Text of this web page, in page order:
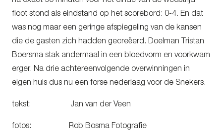
floot stond als eindstand op het scorebord: 0-4. En dat
was nog maar een geringe afspiegeling van de kansen
die de gasten zich hadden gecreëerd. Doelman Tristan
Boersma stak andermaal in een bloedvorm en voorkwam
erger. Na drie achtereenvolgende overwinningen in
eigen huis dus nu een forse nederlaag voor de Snekers.
tekst: Jan van der Veen
fotos: Rob Bosma Fotografie